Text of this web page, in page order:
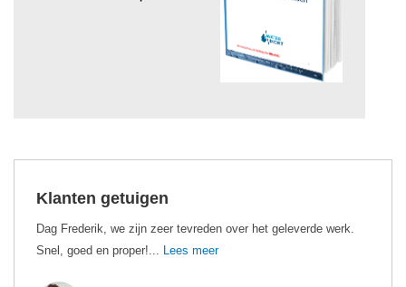
Klanten getuigen
Dag Frederik, we zijn zeer tevreden over het geleverde werk.
Snel, goed en proper!...
Lees meer